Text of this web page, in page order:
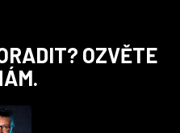
OZVĚTE